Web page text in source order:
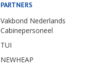
PARTNERS
Vakbond Nederlands
Cabinepersoneel
TUI
NEWHEAP